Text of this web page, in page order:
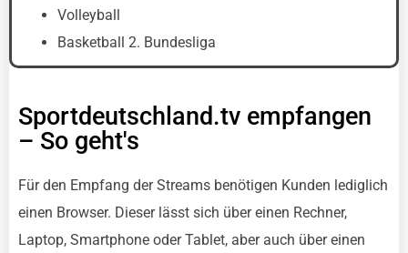
Volleyball
Basketball 2. Bundesliga
Sportdeutschland.tv empfangen
– So geht's
Für den Empfang der Streams benötigen Kunden lediglich
einen Browser. Dieser lässt sich über einen Rechner,
Laptop, Smartphone oder Tablet, aber auch über einen